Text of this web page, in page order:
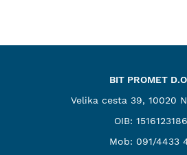
BIT PROMET
Velika cesta 39, 10020
OIB:
Mob: 091/4433